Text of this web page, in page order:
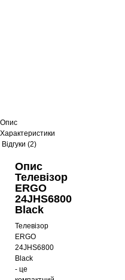
Опис
Характеристики
Відгуки (2)
Опис
Телевізор
ERGO
24JHS6800
Black
Телевізор
ERGO
24JHS6800
Black
- це